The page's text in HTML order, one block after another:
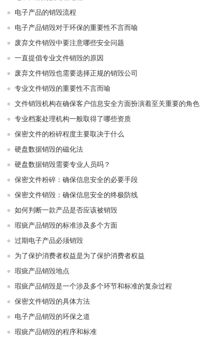
电子产品的销毁流程
电子产品销毁对于环保的重要性不言而喻
废弃文件销毁中要注意哪些安全问题
一直提倡专业文件销毁的原因
废弃文件销毁也需要选择正规的销毁公司
专业文件销毁的重要性不言而喻
文件销毁机构在确保客户信息安全方面扮演着至关重要的角色
专业档案处理机构一般取得了哪些资质
保密文件的粉碎程度主要取决于什么
硬盘数据销毁的磁化法
硬盘数据销毁需要专业人员吗？
保密文件粉碎：确保信息安全的必要手段
保密文件销毁：确保信息安全的终极防线
如何判断一款产品是否应该被销毁
瑕疵产品销毁的标准涉及多个方面
过期电子产品必须销毁
为了保护消费者权益是为了保护消费者权益
瑕疵产品销毁地点
瑕疵产品销毁是一个涉及多个环节和标准的复杂过程
保密文件销毁的具体方法
电子产品销毁的环保之道
瑕疵产品销毁的程序和标准